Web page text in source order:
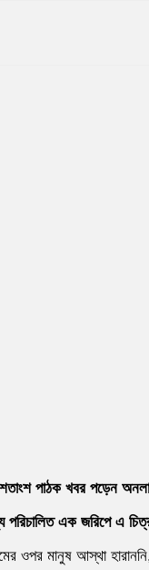
পাঠক খবর পড়েন
পরিচালিত এক জরিপে এ
ওপর মানুষ আস্থা